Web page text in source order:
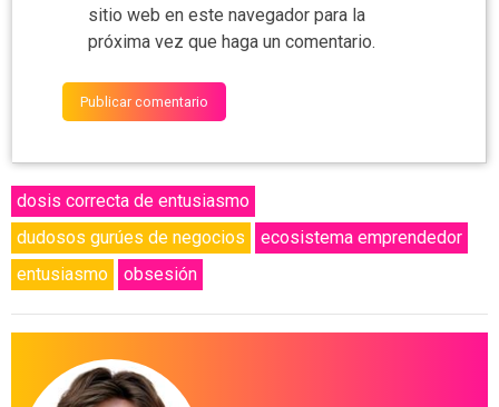
sitio web en este navegador para la
próxima vez que haga un comentario.
dosis correcta de entusiasmo
dudosos gurúes de negocios
ecosistema emprendedor
entusiasmo
obsesión